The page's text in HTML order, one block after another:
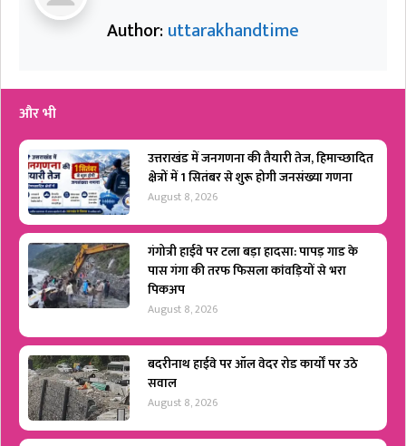
Author:uttarakhandtime
और भी
उत्तराखंड में जनगणना की तैयारी तेज, हिमाच्छादित
क्षेत्रों में 1 सितंबर से शुरू होगी जनसंख्या गणना
August 8, 2026
गंगोत्री हाईवे पर टला बड़ा हादसा: पापड़ गाड के
पास गंगा की तरफ फिसला कांवड़ियों से भरा
पिकअप
August 8, 2026
बदरीनाथ हाईवे पर ऑल वेदर रोड कार्यों पर उठे
सवाल
August 8, 2026